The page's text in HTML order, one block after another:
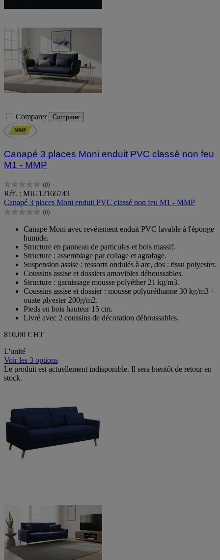
Comparer Comparer
Canapé 3 places Moni enduit PVC classé non feu
M1 - MMP
(0)
0.0
sur
5
étoiles.
Réf. : MIG12166743
Canapé 3 places Moni enduit PVC classé non feu M1 - MMP
(0)
0.0
étoiles.
Canapé Moni avec revêtement enduit PVC lavable à l'éponge
humide.
Structure en panneau de particules et bois massif.
Structure : assemblage par collage et agrafage.
Suspension assise : ressorts ondulés à arc, dos : tissu polyester.
Coussins assise et dossiers amovibles déhoussables.
Structure : garnissage mousse polyéther 21 kg/m3.
Coussins assise et dossier : mousse polyuréthanne 30 kg/m3 +
ouate plyester 200g/m2.
Pieds en bois hauteur 15 cm.
Livré avec 2 coussins de décoration déhoussables.
810,00 € HT
L'unité
Voir les 3 options
Le produit est actuellement indisponible. Il sera bientôt de retour en
stock.